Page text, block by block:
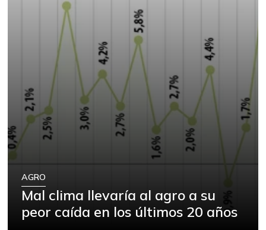
AGRO
Mal clima llevaría al agro a su
peor caída en los últimos 20 años